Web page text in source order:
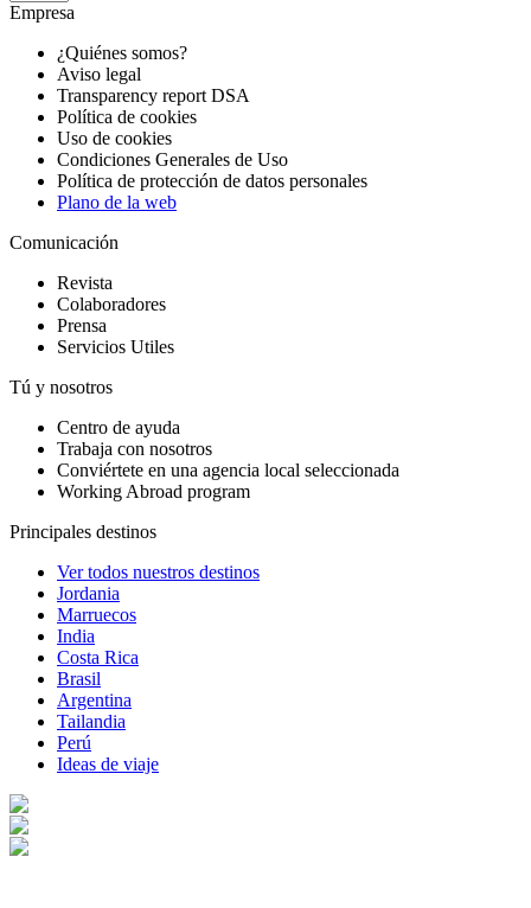
Empresa
¿Quiénes somos?
Aviso legal
Transparency report DSA
Política de cookies
Uso de cookies
Condiciones Generales de Uso
Política de protección de datos personales
Plano de la web
Comunicación
Revista
Colaboradores
Prensa
Servicios Utiles
Tú y nosotros
Centro de ayuda
Trabaja con nosotros
Conviértete en una agencia local seleccionada
Working Abroad program
Principales destinos
Ver todos nuestros destinos
Jordania
Marruecos
India
Costa Rica
Brasil
Argentina
Tailandia
Perú
Ideas de viaje